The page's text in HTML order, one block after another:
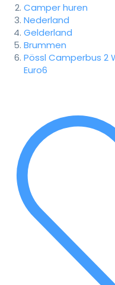
Camper huren
Nederland
Gelderland
Brummen
Pössl Camperbus 2
Euro6